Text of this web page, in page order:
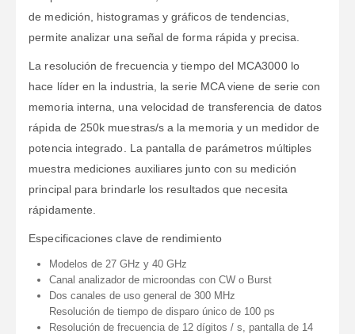
de medición, histogramas y gráficos de tendencias,
permite analizar una señal de forma rápida y precisa.
La resolución de frecuencia y tiempo del MCA3000 lo
hace líder en la industria, la serie MCA viene de serie con
memoria interna, una velocidad de transferencia de datos
rápida de 250k muestras/s a ​​la memoria y un medidor de
potencia integrado. La pantalla de parámetros múltiples
muestra mediciones auxiliares junto con su medición
principal para brindarle los resultados que necesita
rápidamente.
Especificaciones clave de rendimiento
Modelos de 27 GHz y 40 GHz
Canal analizador de microondas con CW o Burst
Dos canales de uso general de 300 MHz
Resolución de tiempo de disparo único de 100 ps
Resolución de frecuencia de 12 dígitos / s, pantalla de 14